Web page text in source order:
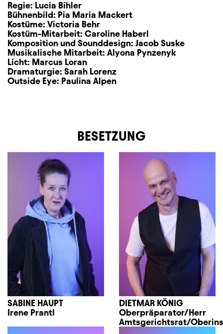
Regie: Lucia Bihler
Bühnenbild: Pia Maria Mackert
Kostüme: Victoria Behr
Kostüm-Mitarbeit: Caroline Haberl
Komposition und Sounddesign: Jacob Suske
Musikalische Mitarbeit: Alyona Pynzenyk
Licht: Marcus Loran
Dramaturgie: Sarah Lorenz
Outside Eye: Paulina Alpen
BESETZUNG
SABINE HAUPT
Irene Prantl
DIETMAR KÖNIG
Oberpräparator/Herr
Amtsgerichtsrat/